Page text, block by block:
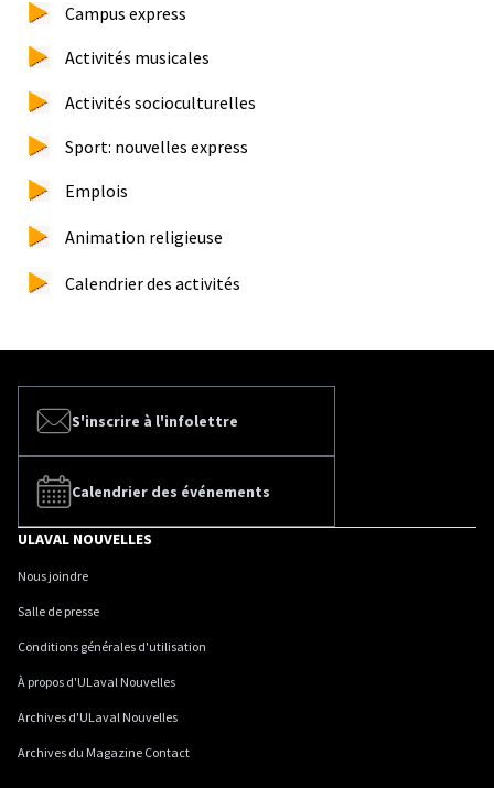
Campus express
Activités musicales
Activités socioculturelles
Sport: nouvelles express
Emplois
Animation religieuse
Calendrier des activités
S'inscrire à l'infolettre
Calendrier des événements
ULAVAL NOUVELLES
Nous joindre
Salle de presse
Conditions générales d'utilisation
À propos d'ULaval Nouvelles
Archives d'ULaval Nouvelles
Archives du Magazine Contact